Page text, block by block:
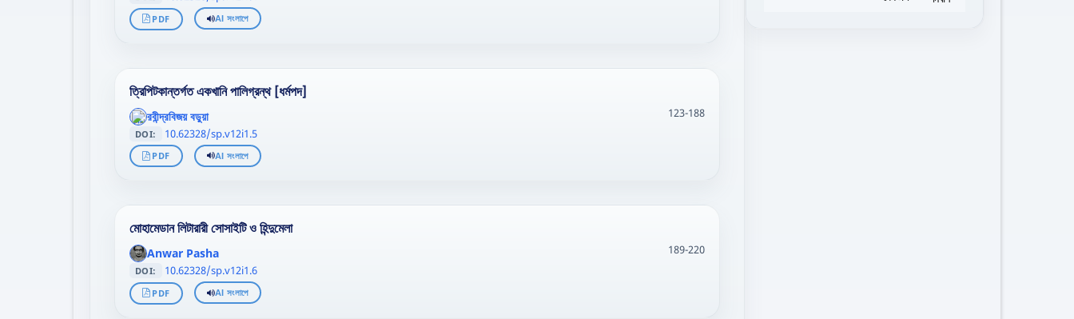
PDF AI সংলাপে
ত্রিপিটকান্তর্গত একখানি পালিগ্রন্থ [ধর্মপদ]
';
};">
রবীন্দ্রবিজয় বড়ুয়া 123-188
DOI: 10.62328/sp.v12i1.5
PDF AI সংলাপে
মোহামেডান লিটারারী সোসাইটি ও হিন্দুমেলা
';
};">
Anwar Pasha 189-220
DOI: 10.62328/sp.v12i1.6
PDF AI সংলাপে